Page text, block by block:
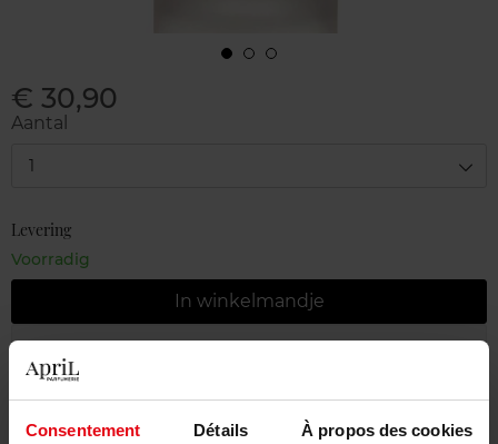
Consentement Détails À propos des cookies
€ 30,90
Aantal
1
Levering
Voorradig
In winkelmandje
Gratis levering bij aankoop van min. 55€
Gratis retour in je winkelpunt